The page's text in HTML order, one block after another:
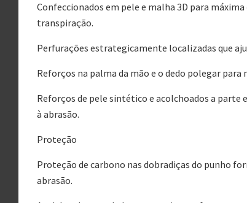
Confeccionados em pele e malha 3D para
transpiração.
Perfurações estrategicamente localizadas que
Reforços na palma da mão e o dedo polegar para
Reforços de pele sintético e acolchoados a
à abrasão.
Proteção
Proteção de carbono nas dobradiças do punho
abrasão.